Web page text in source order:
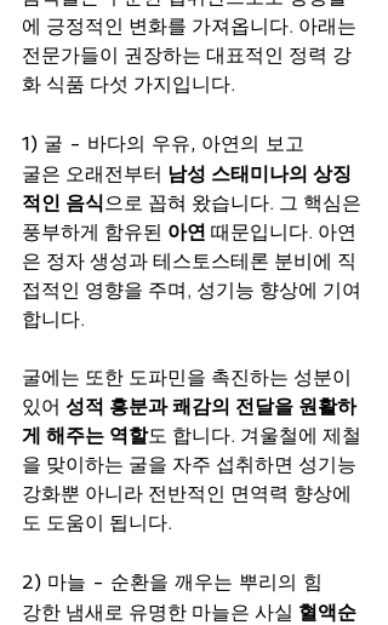
에 긍정적인 변화를 가져옵니다. 아래는
전문가들이 권장하는 대표적인 정력 강
화 식품 다섯 가지입니다.
1) 굴 - 바다의 우유, 아연의 보고
굴은 오래전부터 남성 스태미나의 상징
적인 음식으로 꼽혀 왔습니다. 그 핵심은
풍부하게 함유된 아연 때문입니다. 아연
은 정자 생성과 테스토스테론 분비에 직
접적인 영향을 주며, 성기능 향상에 기여
합니다.
굴에는 또한 도파민을 촉진하는 성분이
있어 성적 흥분과 쾌감의 전달을 원활하
게 해주는 역할도 합니다. 겨울철에 제철
을 맞이하는 굴을 자주 섭취하면 성기능
강화뿐 아니라 전반적인 면역력 향상에
도 도움이 됩니다.
2) 마늘 - 순환을 깨우는 뿌리의 힘
강한 냄새로 유명한 마늘은 사실 혈액순